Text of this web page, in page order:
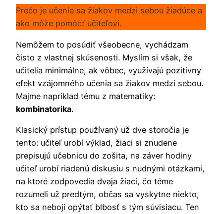
Prečo je učenie sa žiakov medzi sebou žiadúce a
ako môže pomôcť učiteľovi.
Nemôžem to posúdiť všeobecne, vychádzam
čisto z vlastnej skúsenosti. Myslím si však, že
učitelia minimálne, ak vôbec, využívajú pozitívny
efekt vzájomného učenia sa žiakov medzi sebou.
Majme napríklad tému z matematiky:
kombinatorika.
Klasický prístup používaný už dve storočia je
tento: učiteľ urobí výklad, žiaci si znudene
prepisujú učebnicu do zošita, na záver hodiny
učiteľ urobí riadenú diskusiu s nudnými otázkami,
na ktoré zodpovedia dvaja žiaci, čo téme
rozumeli už predtým, občas sa vyskytne niekto,
kto sa nebojí opýtať blbosť s tým súvisiacu. Ten